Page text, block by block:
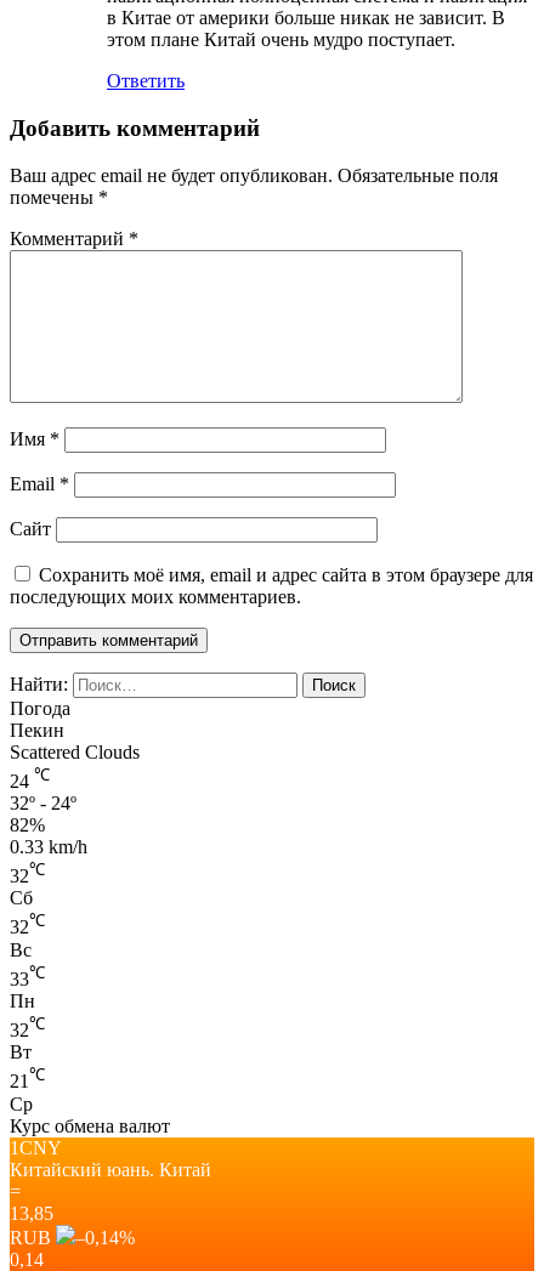
в Китае от америки больше никак не зависит. В
этом плане Китай очень мудро поступает.
Ответить
Добавить комментарий
Ваш адрес email не будет опубликован. Обязательные поля
помечены *
Комментарий *
Имя *
Email *
Сайт
Сохранить моё имя, email и адрес сайта в этом браузере для
последующих моих комментариев.
Найти:
Погода
Пекин
Scattered Clouds
24 ℃
32º - 24º
82%
0.33 km/h
32℃
Сб
32℃
Вс
33℃
Пн
32℃
Вт
21℃
Ср
Курс обмена валют
1CNY
Китайский юань. Китай
=
13,85
RUB
–0,14%
0,14